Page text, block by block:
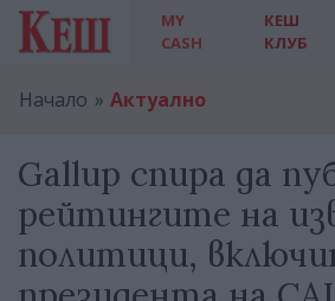
MY
CASH
КЕШ
КЛУБ
Начало Актуално
Gallup спира да
рейтингите на
политици,